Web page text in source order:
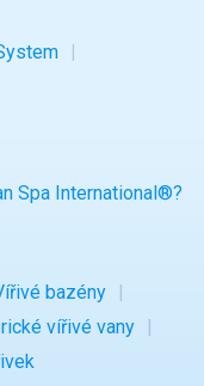
Spa International®?
bazény
vířivé vany